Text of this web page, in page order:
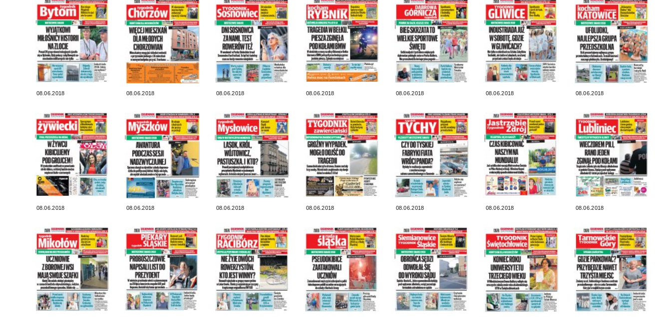
08.06.2018 08.06.2018 08.06.2018 08.06.2018 08.06.2018 08.06.2018 08.06.2018
08.06.2018 08.06.2018 08.06.2018 08.06.2018 08.06.2018 08.06.2018 08.06.2018